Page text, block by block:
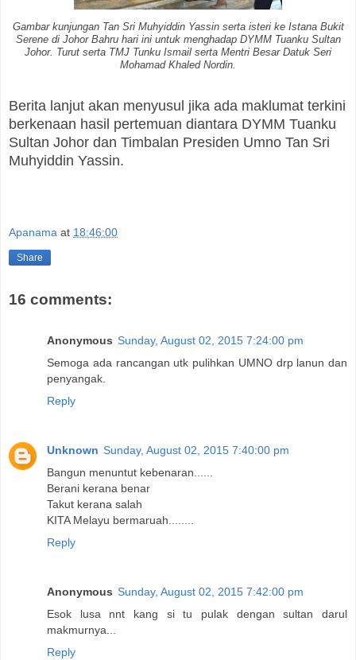
Gambar kunjungan Tan Sri Muhyiddin Yassin serta isteri ke Istana Bukit
Serene di Johor Bahru hari ini untuk menghadap DYMM Tuanku Sultan
Johor. Turut serta TMJ Tunku Ismail serta Mentri Besar Datuk Seri
Mohamad Khaled Nordin.
Berita lanjut akan menyusul jika ada maklumat terkini
berkenaan hasil pertemuan diantara DYMM Tuanku
Sultan Johor dan Timbalan Presiden Umno Tan Sri
Muhyiddin Yassin.
Apanama at 18:46:00
Share
16 comments:
Anonymous Sunday, August 02, 2015 7:24:00 pm
Semoga ada rancangan utk pulihkan UMNO drp lanun dan
penyangak.
Reply
Unknown Sunday, August 02, 2015 7:40:00 pm
Bangun menuntut kebenaran......
Berani kerana benar
Takut kerana salah
KITA Melayu bermaruah........
Reply
Anonymous Sunday, August 02, 2015 7:42:00 pm
Esok lusa nnt kang si tu pulak dengan sultan darul
makmurnya...
Reply